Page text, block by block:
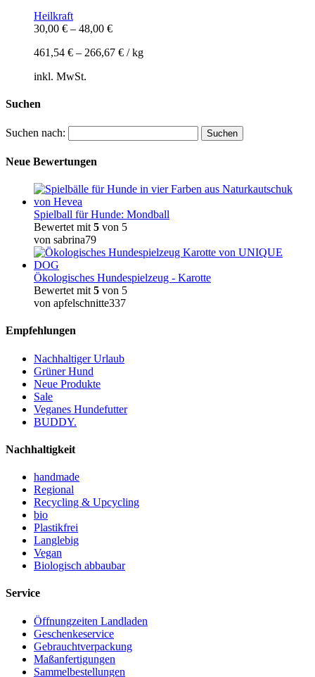
Heilkraft
30,00 € – 48,00 €
461,54 € – 266,67 € /kg
inkl. MwSt.
Suchen
Suchen nach:
Neue Bewertungen
Spielball für Hunde: Mondball
Bewertet mit 5 von 5
von sabrina79
Ökologisches Hundespielzeug - Karotte
Bewertet mit 5 von 5
von apfelschnitte337
Empfehlungen
Nachhaltiger Urlaub
Grüner Hund
Neue Produkte
Sale
Veganes Hundefutter
BUDDY.
Nachhaltigkeit
handmade
Regional
Recycling & Upcycling
bio
Plastikfrei
Langlebig
Vegan
Biologisch abbaubar
Service
Öffnungzeiten Landladen
Geschenkeservice
Gebrauchtverpackung
Maßanfertigungen
Sammelbestellungen